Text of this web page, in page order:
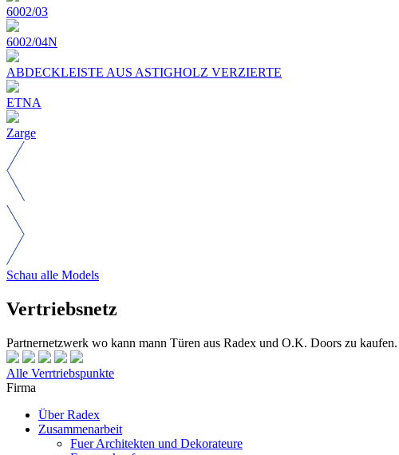
6002/03
6002/04N
ABDECKLEISTE AUS ASTIGHOLZ VERZIERTE
ETNA
Zarge
Schau alle Models
Vertriebsnetz
Partnernetzwerk wo kann mann Türen aus Radex und O.K. Doors zu kaufen.
Alle Verrtriebspunkte
Firma
Über Radex
Zusammenarbeit
Fuer Architekten und Dekorateure